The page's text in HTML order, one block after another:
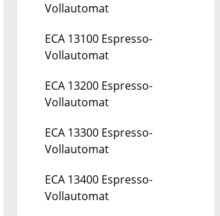
Vollautomat
ECA 13100 Espresso-
Vollautomat
ECA 13200 Espresso-
Vollautomat
ECA 13300 Espresso-
Vollautomat
ECA 13400 Espresso-
Vollautomat